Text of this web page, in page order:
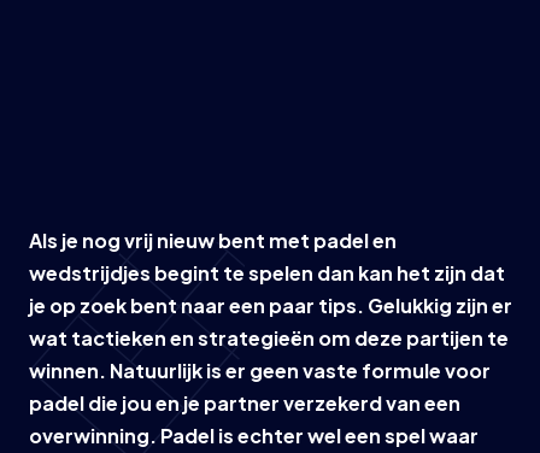
Als je nog vrij nieuw bent met padel en
wedstrijdjes begint te spelen dan kan het zijn dat
je op zoek bent naar een paar tips. Gelukkig zijn er
wat tactieken en strategieën om deze partijen te
winnen. Natuurlijk is er geen vaste formule voor
padel die jou en je partner verzekerd van een
overwinning. Padel is echter wel een spel waar